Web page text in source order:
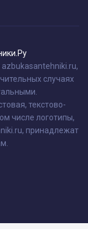
случаях
текстово-
числе логотипы,
принадлежат